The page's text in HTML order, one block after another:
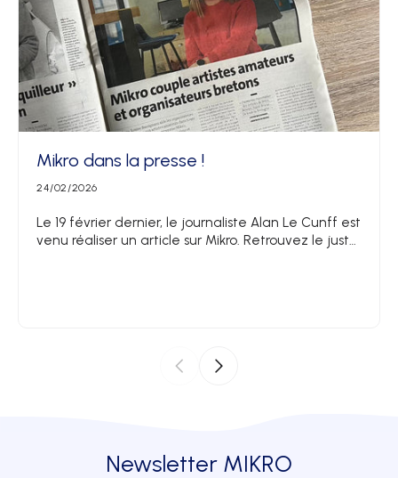
Mikro dans la presse !
24/02/2026
Le 19 février dernier, le journaliste Alan Le Cunff est
venu réaliser un article sur Mikro. Retrouvez le juste
Newsletter MIKRO